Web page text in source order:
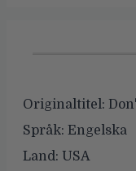
Originaltitel:
Språk: Engelska
Land: USA